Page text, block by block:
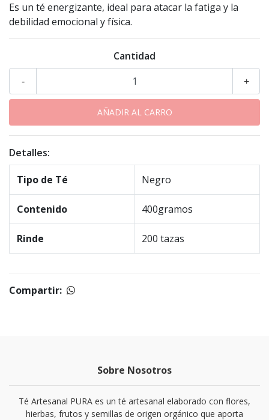
Es un té energizante, ideal para atacar la fatiga y la
debilidad emocional y física.
Cantidad
+
-
Detalles:
Tipo de Té Negro
Contenido 400gramos
Rinde 200 tazas
Compartir:
Sobre Nosotros
Té Artesanal PURA es un té artesanal elaborado con flores,
hierbas, frutos y semillas de origen orgánico que aporta